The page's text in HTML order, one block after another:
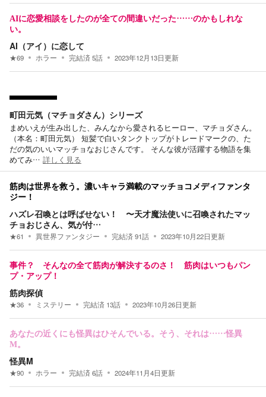
AIに恋愛相談をしたのが全ての間違いだった……のかもしれな
い。
AI（アイ）に恋して
★69 ホラー 完結済5話 2023年12月13日更新
町田元気（マチョダさん）シリーズ
まめいえが生み出した、みんなから愛されるヒーロー、マチョダさん。
（本名：町田元気） 短髪で白いタンクトップがトレードマークの、た
だの気のいいマッチョなおじさんです。 そんな彼が活躍する物語を集
めてみ… 詳しく見る
筋肉は世界を救う。濃いキャラ満載のマッチョコメディファンタ
ジー！
ハズレ召喚とは呼ばせない！ 〜天才魔法使いに召喚されたマッ
チョおじさん、気が付…
★61 異世界ファンタジー 完結済91話 2023年10月22日更新
事件？ そんなの全て筋肉が解決するのさ！ 筋肉はいつもパン
プ・アップ！
筋肉探偵
★36 ミステリー 完結済 13話 2023年10月26日更新
あなたの近くにも怪異はひそんでいる。そう、それは……怪異
M。
怪異M
★90 ホラー 完結済6話 2024年11月4日更新